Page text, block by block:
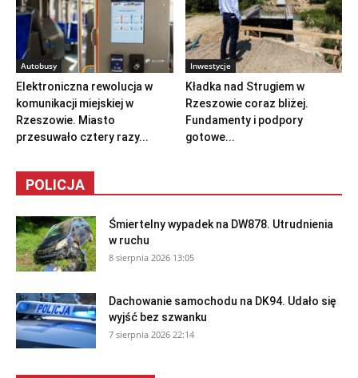
Autobusy
Elektroniczna rewolucja w
komunikacji miejskiej w
Rzeszowie. Miasto
przesuwało cztery razy...
Inwestycje
Kładka nad Strugiem w
Rzeszowie coraz bliżej.
Fundamenty i podpory
gotowe...
POLICJA
Śmiertelny wypadek na DW878. Utrudnienia
w ruchu
8 sierpnia 2026 13:05
Dachowanie samochodu na DK94. Udało się
wyjść bez szwanku
7 sierpnia 2026 22:14